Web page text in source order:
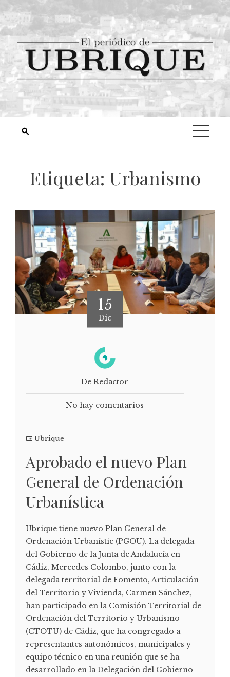
Etiqueta: Urbanismo
15
Dic
De Redactor
No hay comentarios
Ubrique
Aprobado el nuevo Plan
General de Ordenación
Urbanística
Ubrique tiene nuevo Plan General de
Ordenación Urbanístic (PGOU). La delegada
del Gobierno de la Junta de Andalucía en
Cádiz, Mercedes Colombo, junto con la
delegada territorial de Fomento, Articulación
del Territorio y Vivienda, Carmen Sánchez,
han participado en la Comisión Territorial de
Ordenación del Territorio y Urbanismo
(CTOTU) de Cádiz, que ha congregado a
representantes autonómicos, municipales y
equipo técnico en una reunión que se ha
desarrollado en la Delegación del Gobierno